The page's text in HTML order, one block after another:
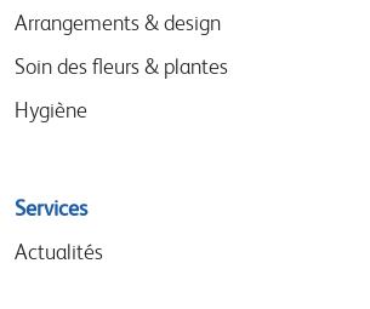
Arrangements & design
Soin des fleurs & plantes
Hygiène
Services
Actualités